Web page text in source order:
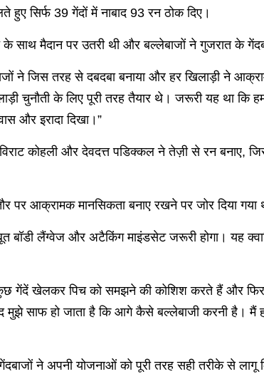
हुए सिर्फ 39 गेंदों में नाबाद 93 रन ठोक दिए।
साथ मैदान पर उतरी थी और बल्लेबाजों ने गुजरात के
ने जिस तरह से दबदबा बनाया और हर खिलाड़ी ने
चुनौती के लिए पूरी तरह तैयार थे। जरूरी यह था कि
और इरादा दिखा।”
कोहली और देवदत्त पडिक्कल ने तेज़ी से रन बनाए,
पर आक्रामक मानसिकता बनाए रखने पर जोर दिया गया
बॉडी लैंग्वेज और अटैकिंग माइंडसेट जरूरी होगा। यह
गेंदें खेलकर पिच को समझने की कोशिश करते हैं और
साफ हो जाता है कि आगे कैसे बल्लेबाजी करनी है। मैं
ने अपनी योजनाओं को पूरी तरह सही तरीके से